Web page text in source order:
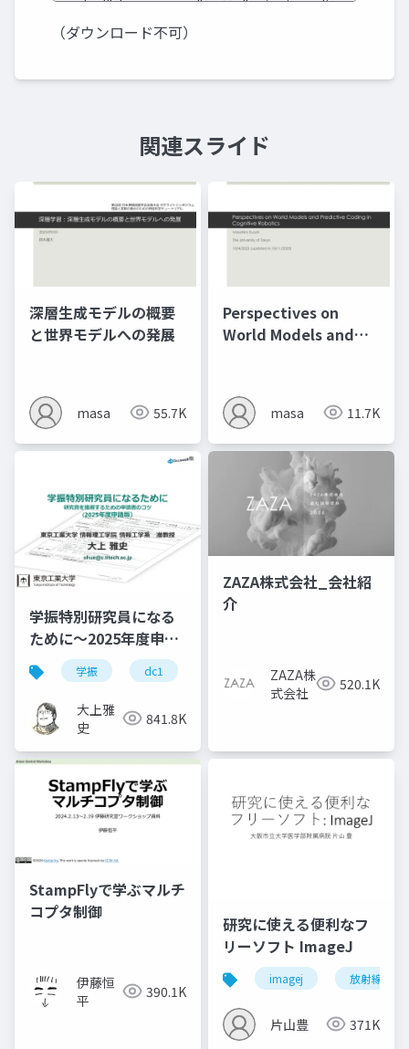
（ダウンロード不可）
関連スライド
深層生成モデルの概要
と世界モデルへの発展
masa 55.7K
Perspectives on
World Models and
masa 11.7K
学振特別研究員になる
ために～2025年度申請
版
学振 dc1 jsps
大上雅
史
841.8K
ZAZA株式会社_会社紹
介
ZAZA株
式会社
520.1K
StampFlyで学ぶマルチ
コプタ制御
伊藤恒
平
390.1K
研究に使える便利なフ
リーソフト ImageJ
imagej 放射線技師
片山豊 371K